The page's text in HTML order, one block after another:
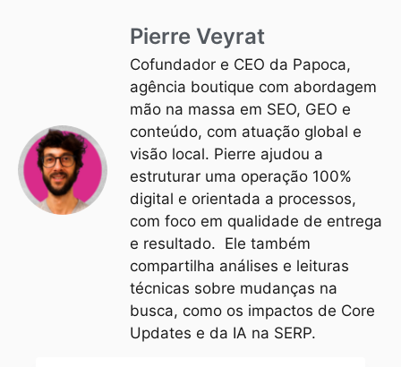
Pierre Veyrat
Cofundador e CEO da Papoca,
agência boutique com abordagem
mão na massa em SEO, GEO e
conteúdo, com atuação global e
visão local. Pierre ajudou a
estruturar uma operação 100%
digital e orientada a processos,
com foco em qualidade de entrega
e resultado. Ele também
compartilha análises e leituras
técnicas sobre mudanças na
busca, como os impactos de Core
Updates e da IA na SERP.